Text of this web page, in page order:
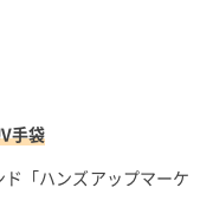
手袋
「ハンズアップマーケ